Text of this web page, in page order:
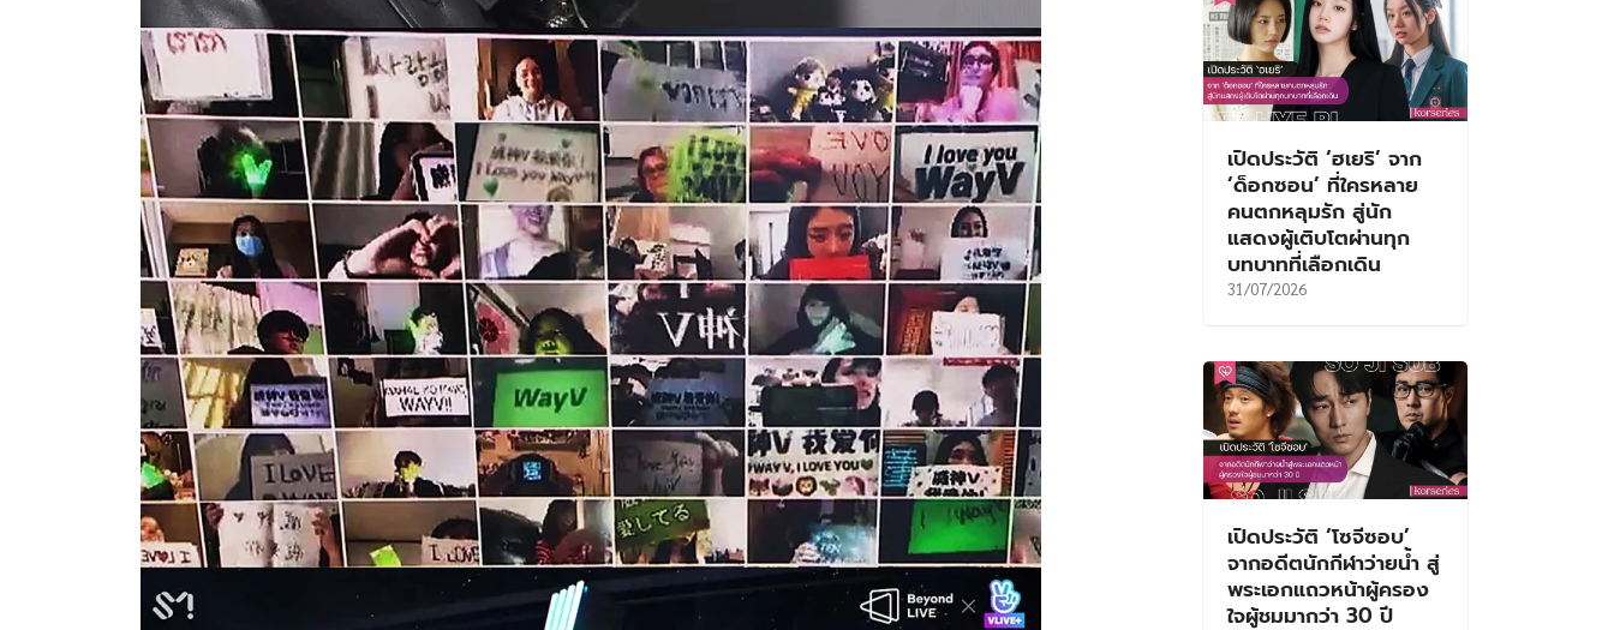
เปิดประวัติ ‘ฮเยริ’ จาก
‘ด็อกซอน’ ที่ใครหลาย
คนตกหลุมรัก สู่นัก
แสดงผู้เติบโตผ่านทุก
บทบาทที่เลือกเดิน
31/07/2026
เปิดประวัติ ‘โซจีซอบ’
จากอดีตนักกีฬาว่ายน้ำ สู่
พระเอกแถวหน้าผู้ครอง
ใจผู้ชมมากว่า 30 ปี